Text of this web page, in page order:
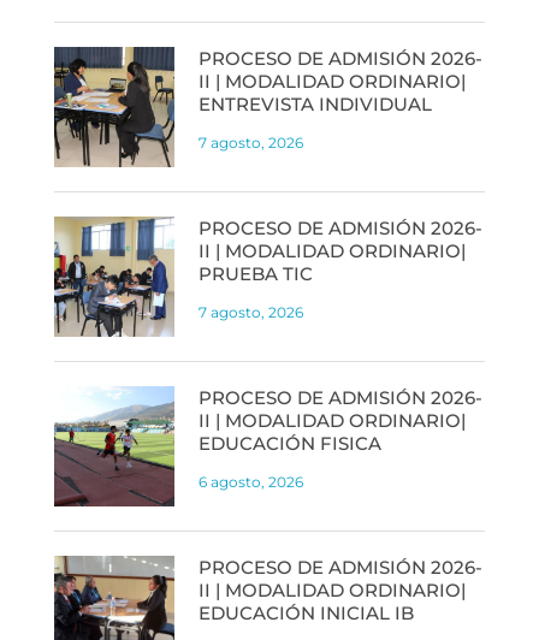
PROCESO DE ADMISIÓN 2026-
II | MODALIDAD ORDINARIO|
ENTREVISTA INDIVIDUAL
7 agosto, 2026
PROCESO DE ADMISIÓN 2026-
II | MODALIDAD ORDINARIO|
PRUEBA TIC
7 agosto, 2026
PROCESO DE ADMISIÓN 2026-
II | MODALIDAD ORDINARIO|
EDUCACIÓN FISICA
6 agosto, 2026
PROCESO DE ADMISIÓN 2026-
II | MODALIDAD ORDINARIO|
EDUCACIÓN INICIAL IB